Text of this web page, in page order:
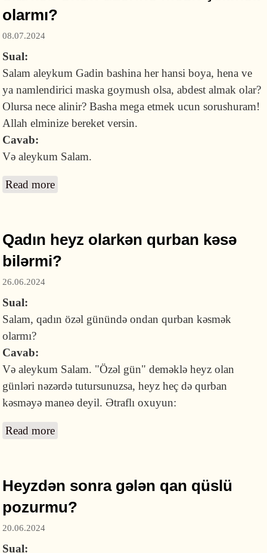
olarmı?
08.07.2024
Sual:
Salam aleykum Gadin bashina her hansi boya, hena ve
ya namlendirici maska goymush olsa, abdest almak olar?
Olursa nece alinir? Basha mega etmek ucun sorushuram!
Allah elminize bereket versin.
Cavab:
Və aleykum Salam.
Read more
Qadın heyz olarkən qurban kəsə
bilərmi?
26.06.2024
Sual:
Salam, qadın özəl günündə ondan qurban kəsmək
olarmı?
Cavab:
Və aleykum Salam. "Özəl gün" deməklə heyz olan
günləri nəzərdə tutursunuzsa, heyz heç də qurban
kəsməyə maneə deyil. Ətraflı oxuyun:
Read more
Heyzdən sonra gələn qan qüslü
pozurmu?
20.06.2024
Sual: